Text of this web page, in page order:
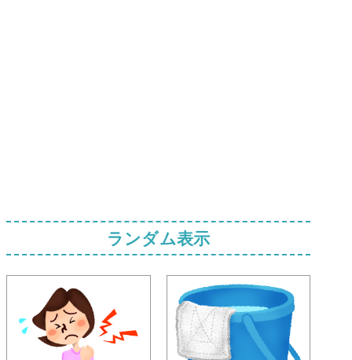
ランダム表示